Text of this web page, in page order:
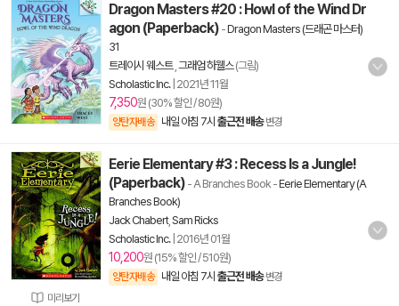
Dragon Masters #20 : Howl of the Wind Dr
agon (Paperback) -Dragon Masters (드래곤 마스터)
31
트레이시 웨스트, 그래엄 하웰스(그림)
Scholastic Inc.| 2021년 11월
7,350원 (30% 할인 / 80원)
양탄자배송 내일 아침 7시 출근전 배송 변경
미리보기
Eerie Elementary #3 : Recess Is a Jungle!
(Paperback) - A Branches Book-Eerie Elementary (A
Branches Book)
Jack Chabert, Sam Ricks
Scholastic Inc.| 2016년 01월
10,200원 (15% 할인 / 510원)
양탄자배송 내일 아침 7시 출근전 배송 변경